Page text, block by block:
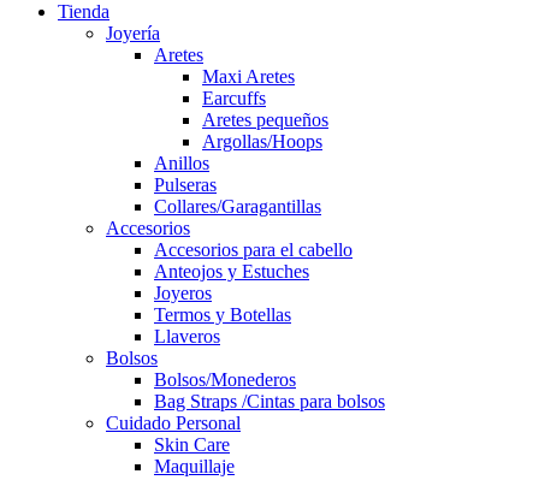
Tienda
Joyería
Aretes
Maxi Aretes
Earcuffs
Aretes pequeños
Argollas/Hoops
Anillos
Pulseras
Collares/Garagantillas
Accesorios
Accesorios para el cabello
Anteojos y Estuches
Joyeros
Termos y Botellas
Llaveros
Bolsos
Bolsos/Monederos
Bag Straps /Cintas para bolsos
Cuidado Personal
Skin Care
Maquillaje